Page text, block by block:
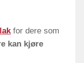
for dere som
kan kjøre